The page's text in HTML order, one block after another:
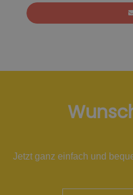
Jetzt ganz einfach und